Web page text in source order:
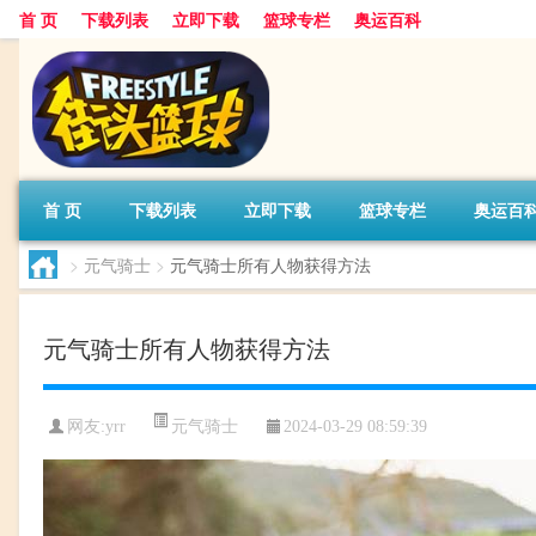
首 页 下载列表 立即下载 篮球专栏 奥运百科
首 页 下载列表 立即下载 篮球专栏 奥运百
> 元气骑士 > 元气骑士所有人物获得方法
元气骑士所有人物获得方法
网友:yrr 元气骑士 2024-03-29 08:59:39